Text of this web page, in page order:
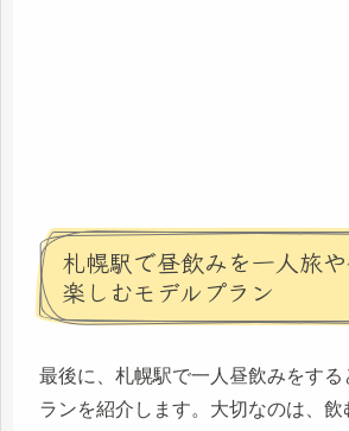
札幌駅で昼飲みを一人旅
楽しむモデルプラン
最後に、札幌駅で一人昼飲みをす
ランを紹介します。大切なのは、飲